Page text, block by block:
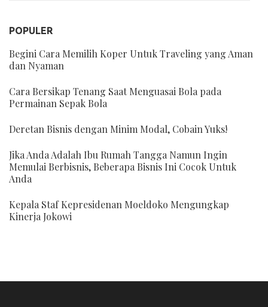
POPULER
Begini Cara Memilih Koper Untuk Traveling yang Aman
dan Nyaman
Cara Bersikap Tenang Saat Menguasai Bola pada
Permainan Sepak Bola
Deretan Bisnis dengan Minim Modal, Cobain Yuks!
Jika Anda Adalah Ibu Rumah Tangga Namun Ingin
Memulai Berbisnis, Beberapa Bisnis Ini Cocok Untuk
Anda
Kepala Staf Kepresidenan Moeldoko Mengungkap
Kinerja Jokowi